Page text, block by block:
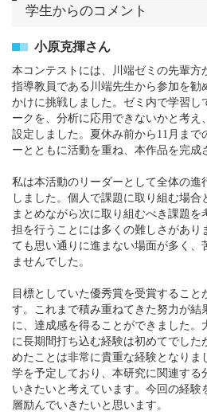
学生からのコメント
小原克揮さん
本コンテストには、川端ゼミの先輩方
指導教員である川端先生から参加を勧
かけに挑戦しました。ゼミ内で学習し
ークを、分析に応用できないかと考え
設定しました。夏休み前から11月まで
ーとともに活動を重ね、本作品を完成
私は本活動のリーダーとして全体の進
しました。個人で課題に取り組む場合
まとめながら次に取り組むべき課題
担を行うことには多くの難しさがあり
ても思い通りに進まない場面が多く、
ませんでした。
目標としていた優秀賞を受賞すること
す。これまで積み重ねてきた努力が結
に、達成感を得ることができました。
に長期間打ち込む経験は初めてでした
めたことは非常に貴重な経験となりま
学を予定しており、本研究に関連する
いきたいと考えています。今回の経験
層励んでいきたいと思います。